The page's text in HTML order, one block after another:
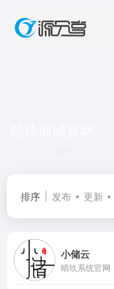
排序 发布 更新
小储云
晴玖系统官网